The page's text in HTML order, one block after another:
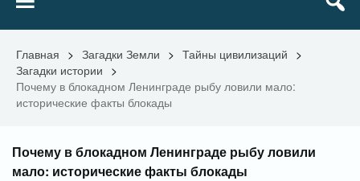
Главная > Загадки Земли > Тайны цивилизаций >
Загадки истории >
Почему в блокадном Ленинграде рыбу ловили мало:
исторические факты блокады
Почему в блокадном Ленинграде рыбу ловили
мало: исторические факты блокады